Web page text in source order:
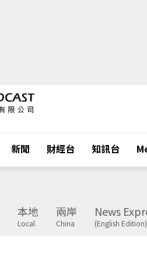
新聞 財經台 知訊台
本地
Local
兩岸
China
News
(English Edition)